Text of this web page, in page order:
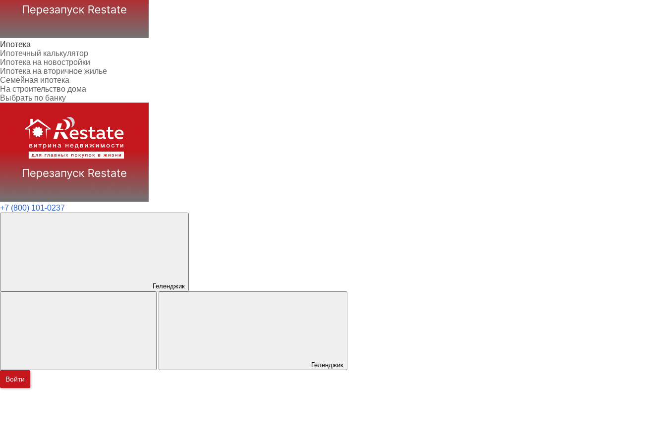
Ипотека
Ипотечный калькулятор
Ипотека на новостройки
Ипотека на вторичное жилье
Семейная ипотека
На строительство дома
Выбрать по банку
+7 (800) 101-0237
Геленджик
Геленджик
Войти